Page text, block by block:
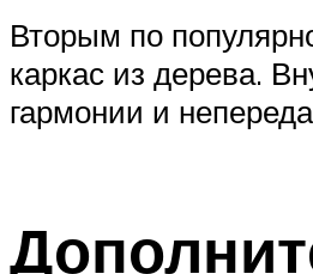
Вторым по
каркас из дерева.
гармонии и